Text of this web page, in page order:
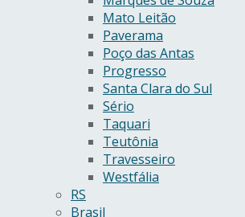
Mato Leitão
Paverama
Poço das Antas
Progresso
Santa Clara do Sul
Sério
Taquari
Teutônia
Travesseiro
Westfália
RS
Brasil